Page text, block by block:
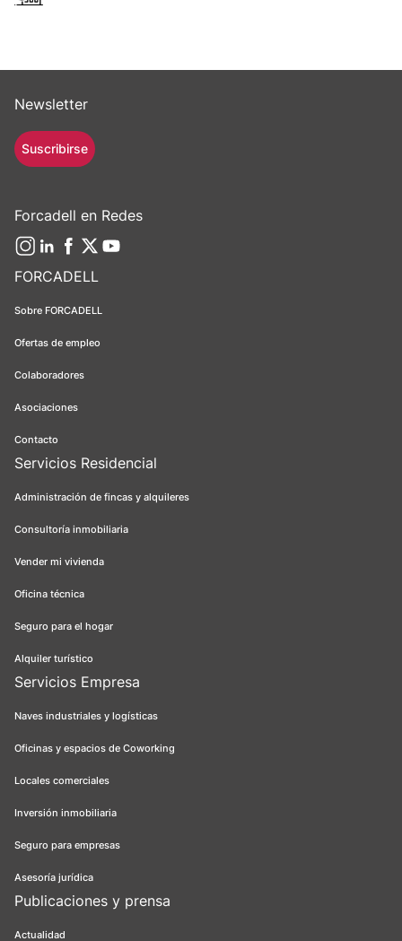
FORCADELL
Sobre FORCADELL
Ofertas de empleo
Colaboradores
Asociaciones
Contacto
Servicios Residencial
Administración de fincas y alquileres
Consultoría inmobiliaria
Vender mi vivienda
Oficina técnica
Seguro para el hogar
Alquiler turístico
Servicios Empresa
Naves industriales y logísticas
Oficinas y espacios de Coworking
Locales comerciales
Inversión inmobiliaria
Seguro para empresas
Asesoría jurídica
Publicaciones y prensa
Actualidad
Newsletter
Suscribirse
Forcadell en Redes